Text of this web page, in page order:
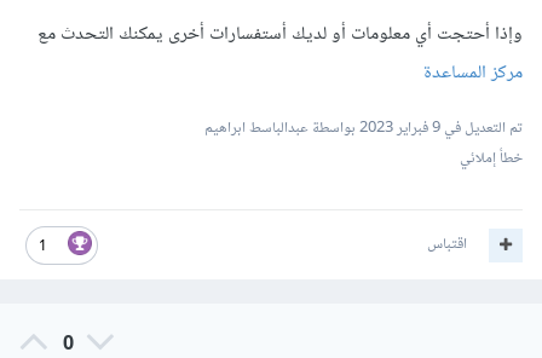
وإذا أحتجت أي معلومات أو لديك أستفسارات أخرى يمكنك التحدث مع
مركز المساعدة
تم التعديل في9 فبراير 2023
بواسطة عبدالباسط ابراهيم
خطأ إملائي
1 اقتباس
0